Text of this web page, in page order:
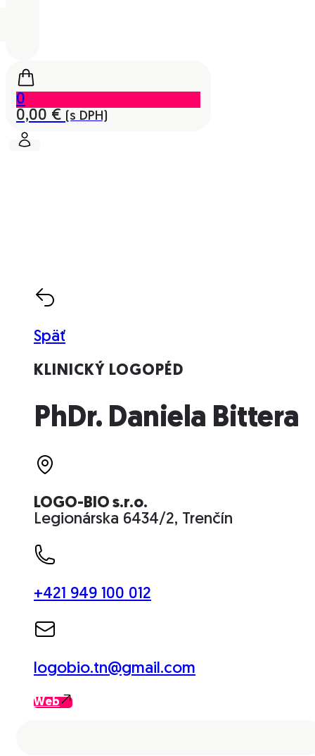
0
0,00 € (s DPH)
Späť
KLINICKÝ LOGOPÉD
PhDr. Daniela Bittera
LOGO-BIO s.r.o.
Legionárska 6434/2, Trenčín
+421 949 100 012
logobio.tn@gmail.com
Web